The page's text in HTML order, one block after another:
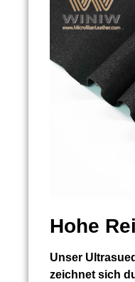
Hohe
Unser
zeichnet sich